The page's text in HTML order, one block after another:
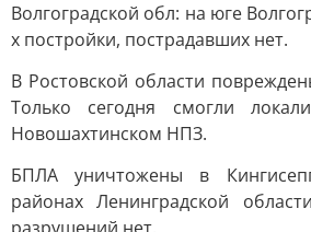
Волгоградской обл: на юге
х постройки, пострадавших нет.
В Ростовской области
Только сегодня смогли
Новошахтинском НПЗ.
БПЛА уничтожены в
районах Ленинградской